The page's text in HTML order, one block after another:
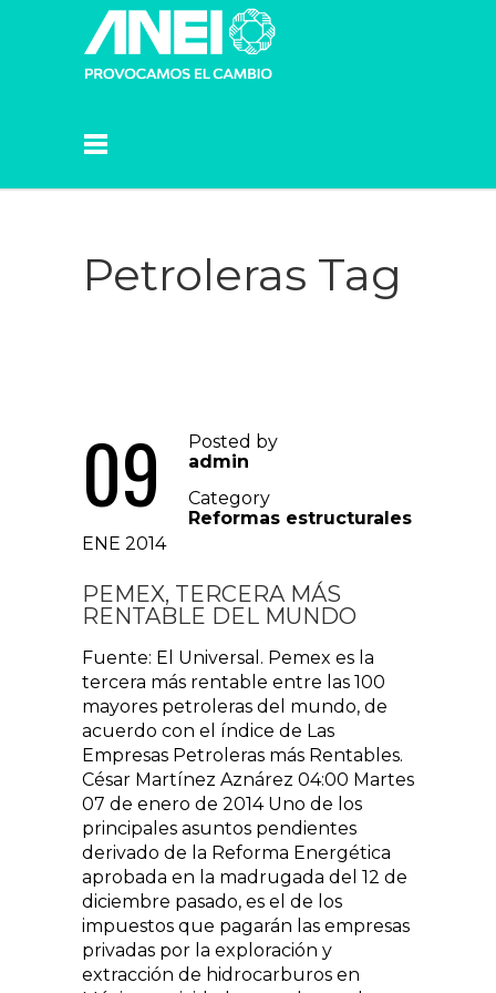
Petroleras Tag
09
ENE 2014
Posted by
admin
Category
Reformas estructurales
PEMEX, TERCERA MÁS
RENTABLE DEL MUNDO
Fuente: El Universal. Pemex es la
tercera más rentable entre las 100
mayores petroleras del mundo, de
acuerdo con el índice de Las
Empresas Petroleras más Rentables.
César Martínez Aznárez 04:00 Martes
07 de enero de 2014 Uno de los
principales asuntos pendientes
derivado de la Reforma Energética
aprobada en la madrugada del 12 de
diciembre pasado, es el de los
impuestos que pagarán las empresas
privadas por la exploración y
extracción de hidrocarburos en